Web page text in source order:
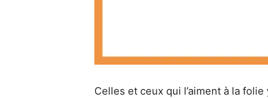
Celles et ceux qui l’aiment à la